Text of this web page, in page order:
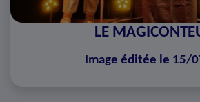
LE
Image éditée le 15/